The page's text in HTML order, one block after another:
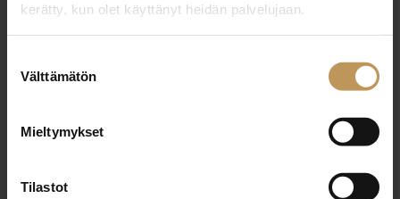
kerätty, kun olet käyttänyt heidän palvelujaan.
valinta
Välttämätön
Mieltymykset
Tilastot
Laura Raitanen
"*" näyttää pakolliset kentät